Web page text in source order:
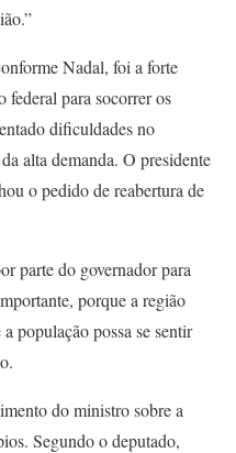
Nadal, foi a forte
federal para socorrer os
dificuldades no
alta demanda. O presidente
o pedido de reabertura de
parte do governador para
porque a região
população possa se sentir
do ministro sobre a
Segundo o deputado,